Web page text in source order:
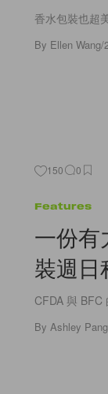
香水包裝也超
By Ellen Wang/
150 0
Features
一份
裝週日
CFDA 與 BFC
By Ashley Pang